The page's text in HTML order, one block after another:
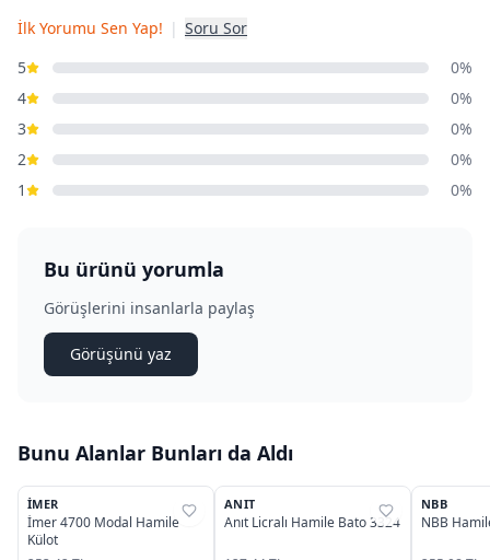
İlk Yorumu Sen Yap! | Soru Sor
5
0%
4
0%
3
0%
2
0%
1
0%
Bu ürünü yorumla
Görüşlerini insanlarla paylaş
Görüşünü yaz
Bunu Alanlar Bunları da Aldı
%37
İMER
İmer 4700 Modal Hamile
Külot
%31
ANIT
Anıt Licralı Hamile Bato 3324
%45
NBB
NBB